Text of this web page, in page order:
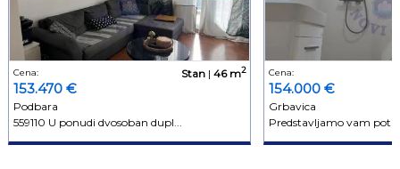
Cena:
153.470 €
Stan| 46 m2
Podbara
559110 U ponudi dvosoban dupl...
Cena:
154.000 €
Grbavica
Predstavljamo vam